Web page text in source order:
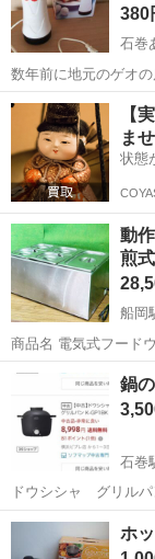
380
石巻
数年前に地元のゲオ
を開ける、カギ🗝️が入
す(^^)b⤴️ エッグ🍳マイスター エッグドッグ 獲得して数回使ってるうち
に…本体とケーブル...
宮城 石巻市
【
ま
状態
動
煎
船岡
商品名 電気式フードウォーマー(湯煎式) サイズ 高さ24cm横幅54cm奥
行35cm ※スタッフに
宮城
鍋
石巻
ドウシシャ グリルパ
ましたが使わないの
封しました。 欲しい方
宮城 石巻市
ホ